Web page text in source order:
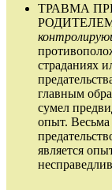
ТРАВМА
страданиях
главным
сумел
опыт. Весьма
является